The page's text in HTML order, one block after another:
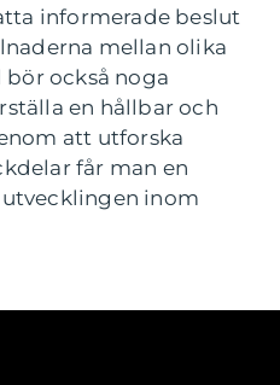
informerade beslut
mellan olika
också noga
en hållbar och
att utforska
får man en
inom